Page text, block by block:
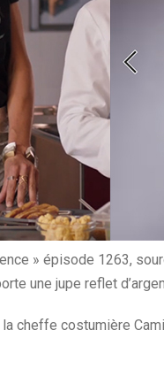
» épisode 1263,
une jupe reflet
cheffe costumière